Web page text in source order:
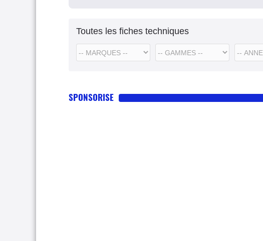
Toutes les fiches techniques
SPONSORISE